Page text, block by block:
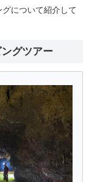
について紹介して
グツアー